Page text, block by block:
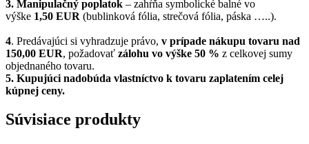
3. Manipulačný poplatok – zahŕňa symbolické balné vo
výške 1,50 EUR (bublinková fólia, strečová fólia, páska …..).
4. Predávajúci si vyhradzuje právo, v prípade nákupu tovaru nad
150,00 EUR, požadovať zálohu vo výške 50 % z celkovej sumy
objednaného tovaru.
5. Kupujúci nadobúda vlastníctvo k tovaru zaplatením celej
kúpnej ceny.
Súvisiace produkty